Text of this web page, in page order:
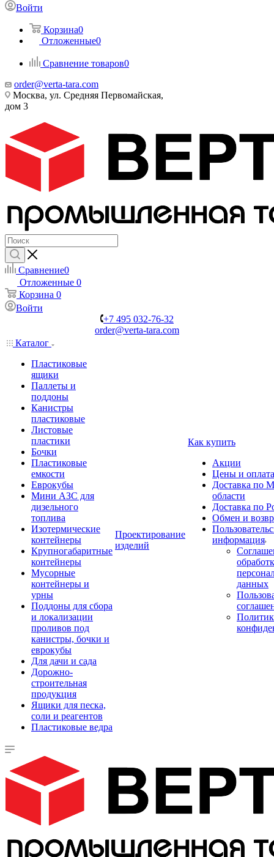
Войти
Корзина0
Отложенные0
Сравнение товаров0
order@verta-tara.com
Москва, ул. Средняя Первомайская,
дом 3
Сравнение0
Отложенные 0
Корзина 0
Войти
+7 495 032-76-32
order@verta-tara.com
Каталог
Пластиковые
ящики
Паллеты и
поддоны
Канистры
пластиковые
Листовые
пластики
Бочки
Пластиковые
емкости
Еврокубы
Мини АЗС для
дизельного
топлива
Изотермические
контейнеры
Крупногабаритные
контейнеры
Мусорные
контейнеры и
урны
Поддоны для сбора
и локализации
проливов под
канистры, бочки и
еврокубы
Для дачи и сада
Дорожно-
строительная
продукция
Ящики для песка,
соли и реагентов
Пластиковые ведра
Проектирование
изделий
Как купить
Акции
Цены и оплата
Доставка по
области
Доставка по
Обмен и
информация
данных